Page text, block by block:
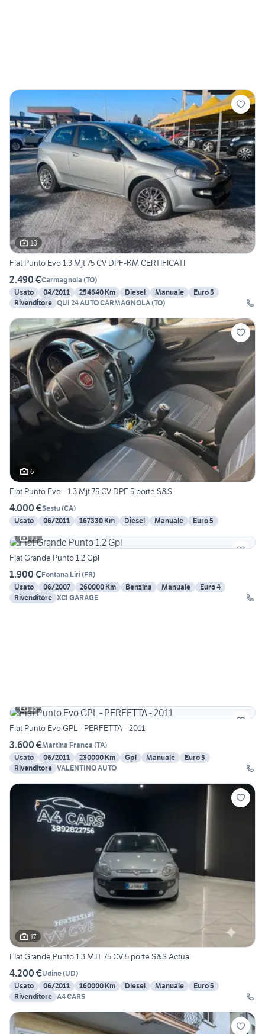
10
Fiat Punto Evo 1.3 Mjt 75 CV DPF-KM CERTIFICATI
2.490 €Carmagnola (TO)
Usato
04/2011 254640 Km Diesel Manuale
Euro 5
Rivenditore QUI 24 AUTO CARMAGNOLA (TO)
6
Fiat Punto Evo - 1.3 Mjt 75 CV DPF 5 porte S&S
4.000 €Sestu(CA)
Usato
06/2011 167330 Km Diesel Manuale
Euro 5
10
Fiat Grande Punto 1.2 Gpl
1.900 €Fontana Liri(FR)
Usato
06/2007 260000 Km Benzina Manuale
Euro 4
Rivenditore XCI GARAGE
15
Fiat Punto Evo GPL - PERFETTA - 2011
3.600 €Martina Franca (TA)
Usato
06/2011 230000 Km Gpl Manuale
Euro 5
Rivenditore VALENTINO AUTO
17
Fiat Grande Punto 1.3 MJT 75 CV 5 porte S&S Actual
4.200 €Udine(UD)
Usato
06/2011 160000 Km Diesel Manuale
Euro 5
Rivenditore A4 CARS